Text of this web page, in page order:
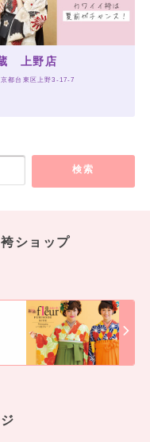
上野店
京都台東区上野3-17-7
検索
ショップ